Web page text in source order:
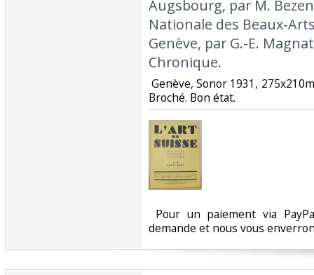
Augsbourg, par M.
Nationale des Beaux-
Genève, par G.-E.
Chronique.‎
Genève, Sonor 1931,
Broché. Bon état. ‎
Pour un paiement via
demande et nous vous